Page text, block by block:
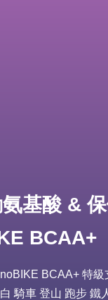
基酸 &
BCAA+
BCAA+ 特級
騎車 登山 跑步 鐵